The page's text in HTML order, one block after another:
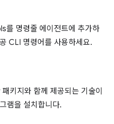
를 명령줄 에이전트에 추가하
CLI 명령어를 사용하세요.
키지와 함께 제공되는 기술이
램을 설치합니다.